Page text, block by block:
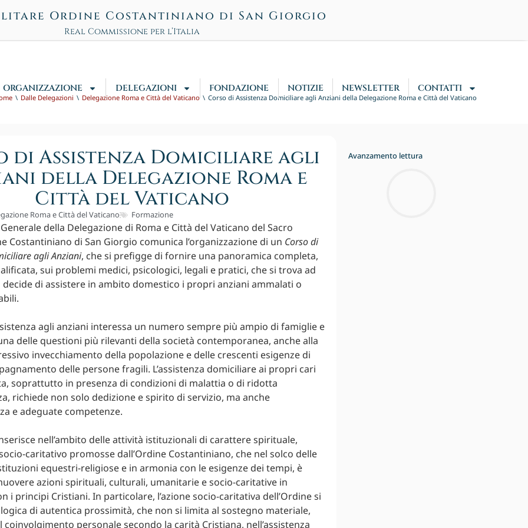
Ordine Costantiniano di San Giorgio
Real Commissione per l’Italia
ORGANIZZAZIONE DELEGAZIONI FONDAZIONE NOTIZIE NEWSLETTER CONTATTI
Dalle Delegazioni Delegazione Roma e Città del Vaticano Corso di Assistenza Domiciliare agli Anziani della Delegazione Roma e Città del Vaticano
di Assistenza Domiciliare agli
della Delegazione Roma e
Città del Vaticano
Roma e Città del Vaticano Formazione
della Delegazione di Roma e Città del Vaticano del Sacro
Costantiniano di San Giorgio comunica l’organizzazione di un Corso di
agli Anziani, che si prefigge di fornire una panoramica completa,
sui problemi medici, psicologici, legali e pratici, che si trova ad
di assistere in ambito domestico i propri anziani ammalati o
agli anziani interessa un numero sempre più ampio di famiglie e
delle questioni più rilevanti della società contemporanea, anche alla
invecchiamento della popolazione e delle crescenti esigenze di
delle persone fragili. L’assistenza domiciliare ai propri cari
soprattutto in presenza di condizioni di malattia o di ridotta
richiede non solo dedizione e spirito di servizio, ma anche
e adeguate competenze.
nell’ambito delle attività istituzionali di carattere spirituale,
caritativo promosse dall’Ordine Costantiniano, che nel solco delle
equestri-religiose e in armonia con le esigenze dei tempi, è
azioni spirituali, culturali, umanitarie e socio-caritative in
i principi Cristiani. In particolare, l’azione socio-caritativa dell’Ordine si
di autentica prossimità, che non si limita al sostegno materiale,
coinvolgimento personale secondo la carità Cristiana, nell’assistenza
Avanzamento lettura